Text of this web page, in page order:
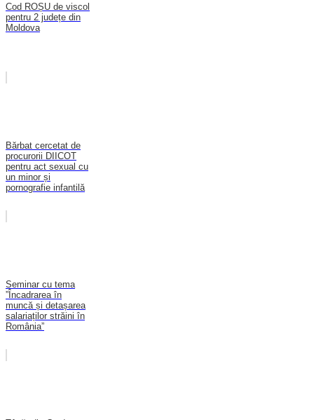
Cod ROȘU de viscol
pentru 2 județe din
Moldova
Bărbat cercetat de
procurorii DIICOT
pentru act sexual cu
un minor și
pornografie infantilă
Seminar cu tema
”Încadrarea în
muncă și detașarea
salariaților străini în
România”